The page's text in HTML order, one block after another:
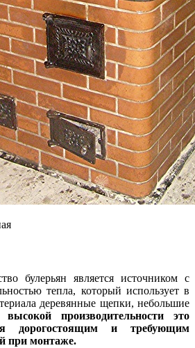
булерьян является источником с
тепла, который использует в
деревянные щепки, небольшие
производительности это
дорогостоящим и требующим
при монтаже.